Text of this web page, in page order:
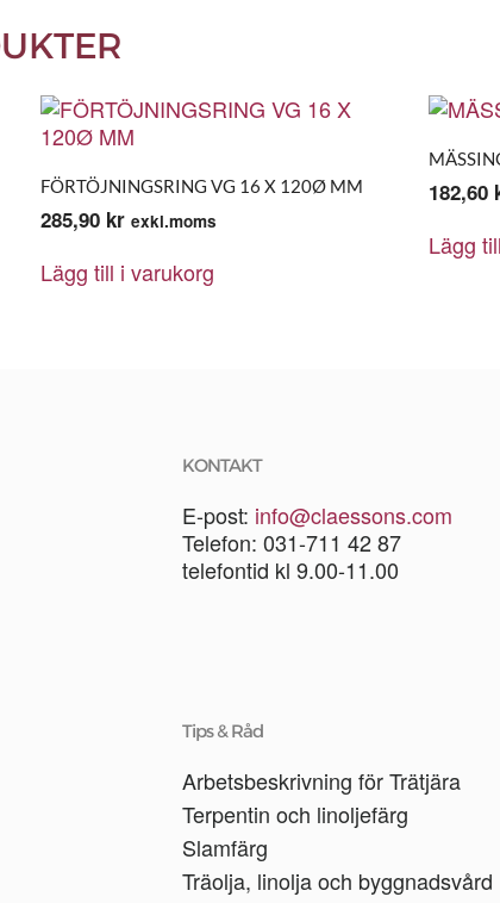
FÖRTÖJNINGSRING VG 16 X 120Ø MM
285,90 kr exkl.moms
Lägg till i varukorg
182,60
Lägg
KONTAKT
E-post: info@claessons.com
Telefon: 031-711 42 87
telefontid kl 9.00-11.00
Tips & Råd
Arbetsbeskrivning för Trätjära
Terpentin och linoljefärg
Slamfärg
Träolja, linolja och byggnadsvård